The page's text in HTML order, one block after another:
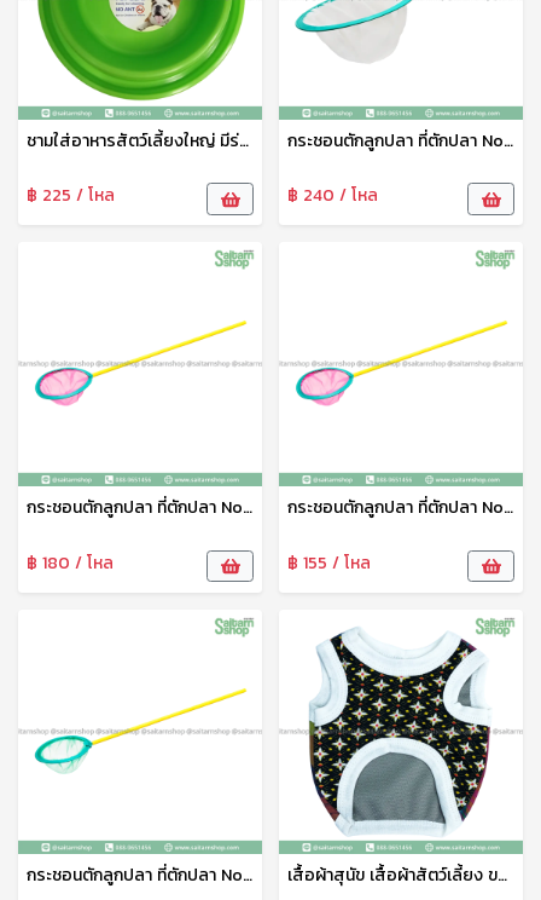
ชามใส่อาหารสัตว์เลี้ยงใหญ่ มีร่องใส่น้ำกันมด No.1821 SRT
฿ 225 / โหล
กระชอนตักลูกปลา ที่ตักปลา No.9 111
฿ 240 / โหล
กระชอนตักลูกปลา ที่ตักปลา No.7 111
฿ 180 / โหล
กระชอนตักลูกปลา ที่ตักปลา No.6 111
฿ 155 / โหล
กระชอนตักลูกปลา ที่ตักปลา No.5 111 เสื้อผ้าสุนัข เสื้อผ้าสัตว์เลี้ยง ขนาดเล็ก ชุดสัตว์เลี้ยง เสื้อผ้าสัตว์เลี้ยง เสื้อแมว สุนัข หมา ลายน่ารัก เจริญทรัพย์11